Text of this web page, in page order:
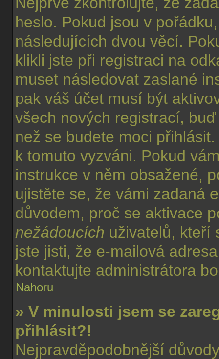
heslo. Pokud jsou v
následujících dvou věcí.
klikli jste při registraci na
muset následovat zaslané
pak váš účet musí být
všech nových registrací,
než se budete moci
k tomuto vyzváni. Pokud
instrukce v něm obsažené,
ujistěte se, že vámi zadaná
důvodem, proč se aktivace
nežádoucích uživatelů, kteří
jste jisti, že e-mailová
kontaktujte administrátora
Nahoru
» V minulosti jsem se
přihlásit?!
Nejpravděpodobnější